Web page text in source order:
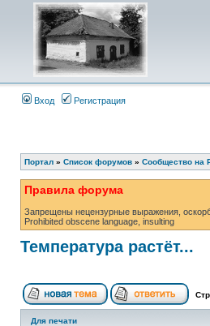
Вход Регистрация
Портал » Список форумов » Сообщество на
Правила форума
Запрещены нецензурные выражения,
Prohibited obscene language, insulting
Температура растёт...
Для печати